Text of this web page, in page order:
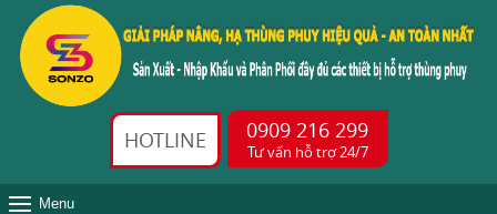
HOTLINE 0909 216 299
Tư vấn hỗ trợ 24/7
Menu